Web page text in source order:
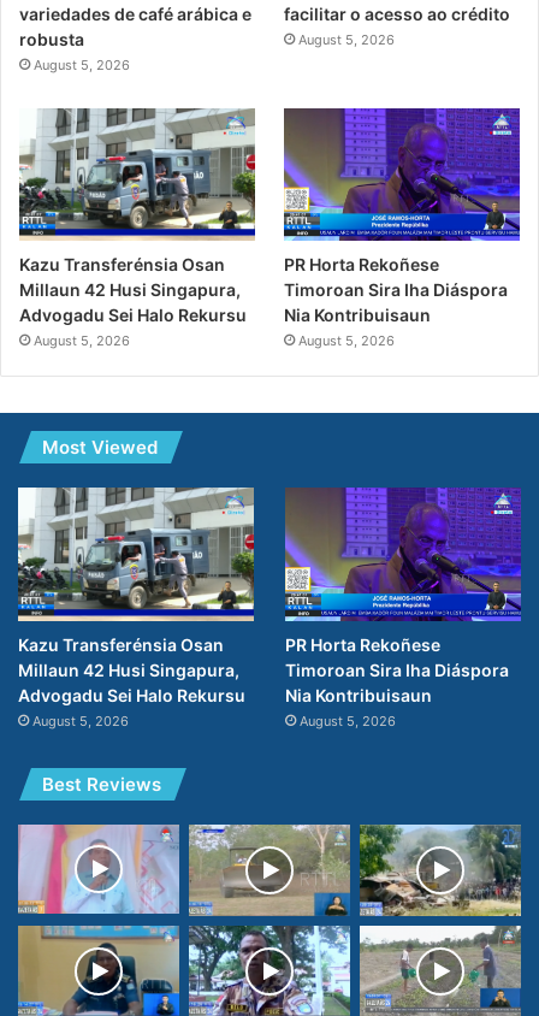
variedades de café arábica e
robusta
August 5, 2026
facilitar o acesso ao crédito
August 5, 2026
Kazu Transferénsia Osan
Millaun 42 Husi Singapura,
Advogadu Sei Halo Rekursu
August 5, 2026
PR Horta Rekoñese
Timoroan Sira Iha Diáspora
Nia Kontribuisaun
August 5, 2026
Most Viewed
Kazu Transferénsia Osan
Millaun 42 Husi Singapura,
Advogadu Sei Halo Rekursu
August 5, 2026
PR Horta Rekoñese
Timoroan Sira Iha Diáspora
Nia Kontribuisaun
August 5, 2026
Best Reviews